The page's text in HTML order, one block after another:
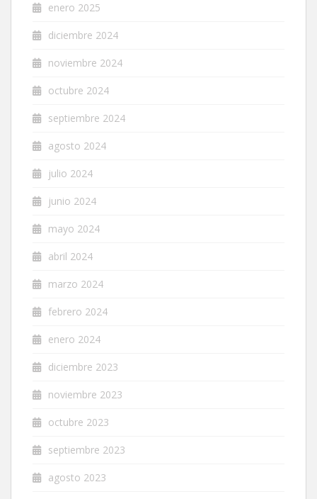
enero 2025
diciembre 2024
noviembre 2024
octubre 2024
septiembre 2024
agosto 2024
julio 2024
junio 2024
mayo 2024
abril 2024
marzo 2024
febrero 2024
enero 2024
diciembre 2023
noviembre 2023
octubre 2023
septiembre 2023
agosto 2023